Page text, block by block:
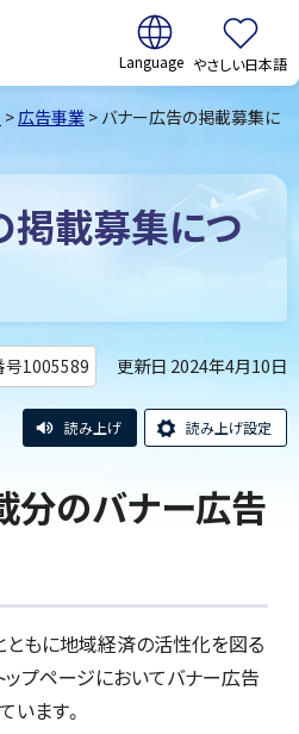
翻訳:
やさしい日本語
>広告事業 > バナー広告の掲載募集に
掲載募集につ
号1005589 更新日 2024年4月10日
読み上げ 読み上げ設定
分のバナー広告
ともに地域経済の活性化を図る
ップページにおいてバナー広告
います。